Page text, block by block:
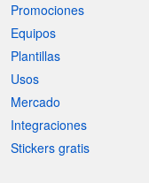
Promociones
Equipos
Plantillas
Usos
Mercado
Integraciones
Stickers gratis